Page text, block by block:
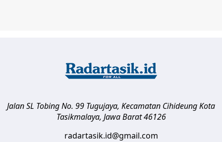
Jalan SL Tobing No. 99 Tugujaya, Kecamatan CihideungKota
Tasikmalaya, Jawa Barat 46126
radartasik.id@gmail.com